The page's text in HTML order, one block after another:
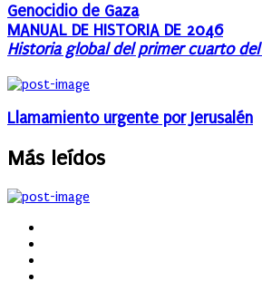
Genocidio de Gaza
MANUAL DE HISTORIA DE 2046
Historia global del primer cuarto del
Llamamiento urgente por Jerusalén
Más leídos